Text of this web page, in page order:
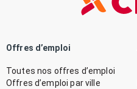
Offres d’emploi
Toutes nos offres d’emploi
Offres d’emploi par ville